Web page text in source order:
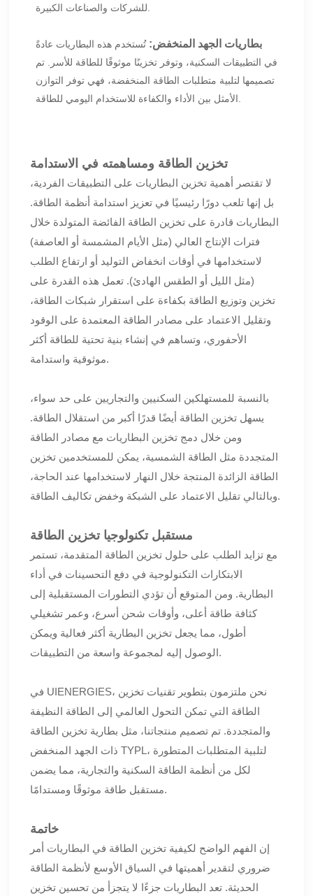
بطاريات الجهد المنخفض:تُستخدم هذه البطاريات عادةً
في التطبيقات السكنية، وتوفر تخزينًا موثوقًا للطاقة للأسر. تم
تصميمها لتلبية متطلبات الطاقة المنخفضة، فهي توفر التوازن
تخزين الطاقة ومساهمته في الاستدامة
لا تقتصر أهمية تخزين البطاريات على التطبيقات الفردية،
بل إنها تلعب دورًا رئيسيًا في تعزيز استدامة أنظمة الطاقة.
البطاريات قادرة على تخزين الطاقة الفائضة المتولدة خلال
فترات الإنتاج العالي (مثل الأيام المشمسة أو العاصفة)
لاستخدامها في أوقات انخفاض التوليد أو ارتفاع الطلب
(مثل الليل أو الطقس الهادئ). تعمل هذه القدرة على
تخزين وتوزيع الطاقة بكفاءة على استقرار شبكات الطاقة،
وتقليل الاعتماد على مصادر الطاقة المعتمدة على الوقود
الأحفوري، وتساهم في إنشاء بنية تحتية للطاقة أكثر
موثوقية واستدامة.
بالنسبة للمستهلكين السكنيين والتجاريين على حد سواء،
يسهل تخزين الطاقة أيضًا قدرًا أكبر من استقلال الطاقة.
ومن خلال دمج تخزين البطاريات مع مصادر الطاقة
المتجددة مثل الطاقة الشمسية، يمكن للمستخدمين تخزين
الطاقة الزائدة المنتجة خلال النهار لاستخدامها عند الحاجة،
وبالتالي تقليل الاعتماد على الشبكة وخفض تكاليف الطاقة.
مستقبل تكنولوجيا تخزين الطاقة
مع تزايد الطلب على حلول تخزين الطاقة المتقدمة، تستمر
الابتكارات التكنولوجية في دفع التحسينات في أداء
البطارية. ومن المتوقع أن تؤدي التطورات المستقبلية إلى
كثافة طاقة أعلى، وأوقات شحن أسرع، وعمر تشغيلي
أطول، مما يجعل تخزين البطارية أكثر فعالية ويمكن
الوصول إليه لمجموعة واسعة من التطبيقات.
في UIENERGIES، نحن ملتزمون بتطوير تقنيات تخزين
الطاقة التي تمكن التحول العالمي إلى الطاقة النظيفة
والمتجددة. تم تصميم منتجاتنا، مثل بطارية تخزين الطاقة
ذات الجهد المنخفض TYPL، لتلبية المتطلبات المتطورة
لكل من أنظمة الطاقة السكنية والتجارية، مما يضمن
مستقبل طاقة موثوقًا ومستدامًا.
خاتمة
إن الفهم الواضح لكيفية تخزين الطاقة في البطاريات أمر
ضروري لتقدير أهميتها في السياق الأوسع لأنظمة الطاقة
الحديثة. تعد البطاريات جزءًا لا يتجزأ من تحسين تخزين